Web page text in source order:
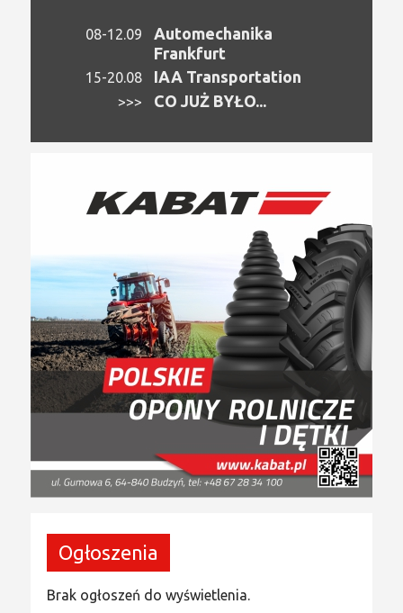
08-12.09
Automechanika
Frankfurt
15-20.08 IAA Transportation
>>> CO JUŻ BYŁO...
Ogłoszenia
Brak ogłoszeń do wyświetlenia.